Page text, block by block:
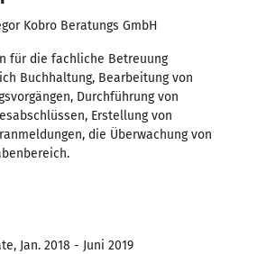
Kobro Beratungs GmbH
für die fachliche Betreuung
Buchhaltung, Bearbeitung von
Durchführung von
Erstellung von
die Überwachung von
Jan. 2018 - Juni 2019